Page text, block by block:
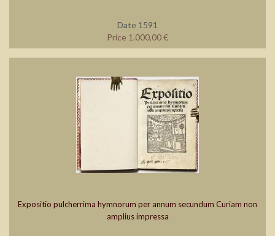
Date 1591
Price 1.000,00 €
Expositio pulcherrima hymnorum per annum secundum Curiam non
amplius impressa